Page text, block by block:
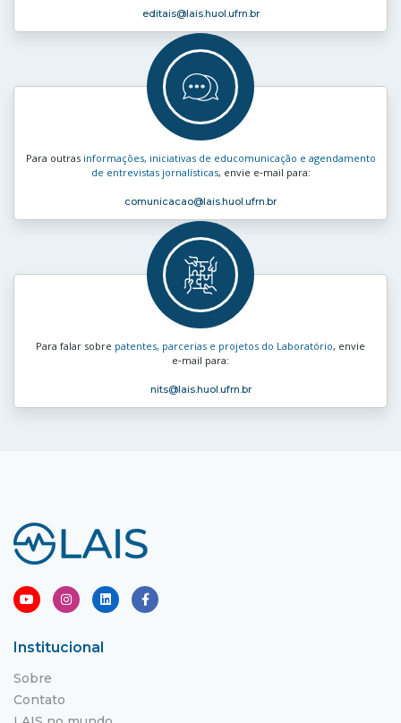
editais@lais.huol.ufrn.br
Para outras informações, iniciativas de educomunicação e agendamento
de entrevistas jornalísticas, envie e‑mail para:
comunicacao@lais.huol.ufrn.br
Para falar sobre patentes, parcerias e projetos do Laboratório, envie
e‑mail para:
nits@lais.huol.ufrn.br
Institucional
Sobre
Contato